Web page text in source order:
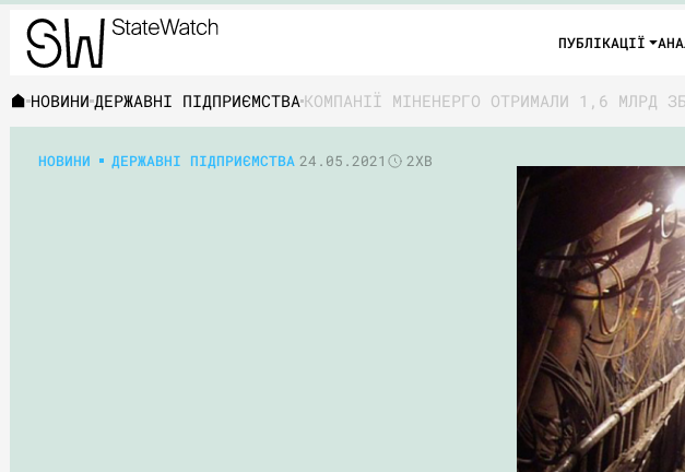
ПУБЛІКАЦІЇ
НОВИНИ ДЕРЖАВНІ ПІДПРИЄМСТВА КОМПАНІЇ МІНЕНЕРГО ОТРИМАЛИ 1,6 МЛРД
НОВИНИ ДЕРЖАВНІ ПІДПРИЄМСТВА 24.05.2021 2ХВ